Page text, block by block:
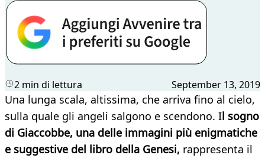
2 min di lettura September 13, 2019
Una lunga scala, altissima, che arriva fino al cielo,
sulla quale gli angeli salgono e scendono. Il sogno
di Giaccobbe, una delle immagini più enigmatiche
e suggestive del libro della Genesi, rappresenta il